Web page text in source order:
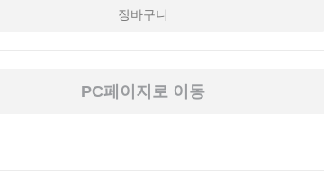
장바구니
PC페이지로 이동